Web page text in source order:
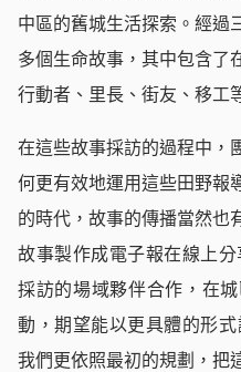
中區的舊城生活探索。經過
多個生命故事，其中包含了
行動者、里長、街友、移工
在這些故事採訪的過程中，
何更有效地運用這些田野報
的時代，故事的傳播當然也
故事製作成電子報在線上
採訪的場域夥伴合作，在
動，期望能以更具體的形
我們更依照最初的規劃，把